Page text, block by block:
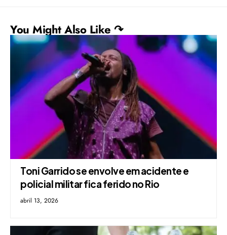
You Might Also Like ↷
Toni Garrido se envolve em acidente e
policial militar fica ferido no Rio
abril 13, 2026